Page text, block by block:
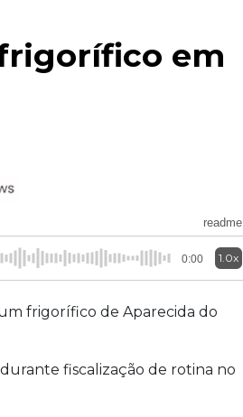
em
readme
0:00 1.0x
frigorífico de Aparecida do
fiscalização de rotina no